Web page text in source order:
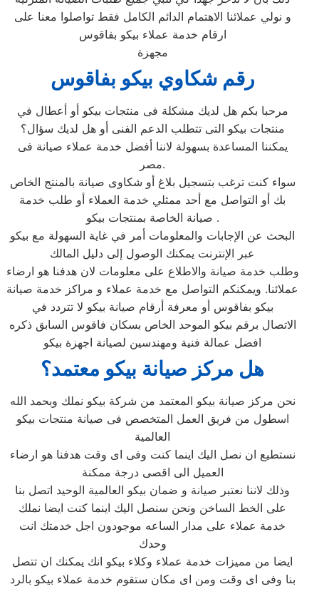
و نولي عملائنا الاهتمام الدائم الكامل فقط تواصلوا معنا على
ارقام خدمة عملاء بيكو بفاقوس
مجهزة
رقم شكاوي بيكو بفاقوس
مرحبا بكم هل لديك مشكلة فى منتجات بيكو أو أعطال في
منتجات بيكو التى تتطلب الدعم الفنى أو هل لديك سؤال؟
يمكننا المساعدة بسهولة لاننا أفضل خدمة عملاء صيانة فى
مصر.
سواء كنت ترغب بتسجيل بلاغ أو شكاوى صيانة بالمنتج الخاص
بك أو التواصل مع أحد ممثلي خدمة العملاء أو طلب خدمة
صيانة الخاصة بمنتجات بيكو .
البحث عن الإجابات والمعلومات أمر في غاية السهولة مع بيكو
عبر الإنترنت يمكنك الوصول إلى دليل المالك
وطلب خدمة صيانة والاطلاع على معلومات لان هدفنا هو ارضاء
عملائنا. ويمكنكم التواصل مع خدمة عملاء و مراكز خدمة صيانة
بيكو بفاقوس أو معرفة أرقام صيانة بيكو لا تتردد في
الاتصال برقم بيكو الموحد الخاص بسكان فاقوس السابق ذكره
افضل عمالة فنية ومهندسين لصيانة اجهزة بيكو
هل مركز صيانة بيكو معتمد؟
نحن مركز صيانة بيكو المعتمد من شركة بيكو نملك وبحمد الله
اسطول من فريق العمل المتخصص فى صيانة منتجات بيكو
العالمية
نستطيع ان نصل اليك اينما كنت وفى اى وقت هدفنا هو ارضاء
العميل الى اقصى درجة ممكنة
وذلك لاننا نعتبر صيانة و ضمان بيكو العالمية الوحيد اتصل بنا
على الخط الساخن ونحن سنصل اليك اينما كنت ايضا نملك
خدمة عملاء على مدار الساعه موجودون اجل خدمتك انت
وحدك
ايضا من مميزات خدمة عملاء وكلاء بيكو انك يمكنك ان تتصل
بنا وفى اى وقت ومن اى مكان ستقوم خدمة عملاء بيكو بالرد